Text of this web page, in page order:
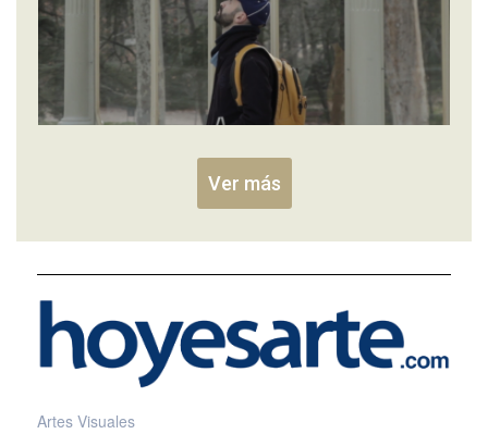
Ver más
Artes Visuales